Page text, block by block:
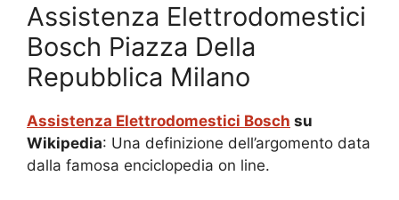
Assistenza Elettrodomestici
Bosch Piazza Della
Repubblica Milano
Assistenza Elettrodomestici Bosch su
Wikipedia: Una definizione dell’argomento data
dalla famosa enciclopedia on line.